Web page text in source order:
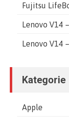
Fujitsu
Lenovo V14
Lenovo V14
Kategorie
Apple